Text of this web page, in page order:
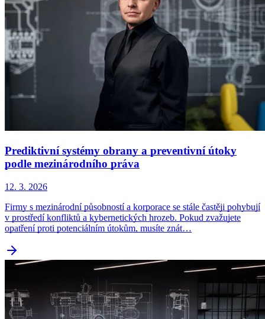
Prediktivní systémy obrany a preventivní útoky
podle mezinárodního práva
12. 3. 2026
Firmy s mezinárodní působností a korporace se stále častěji pohybují
v prostředí konfliktů a kybernetických hrozeb. Pokud zvažujete
opatření proti potenciálním útokům, musíte znát…